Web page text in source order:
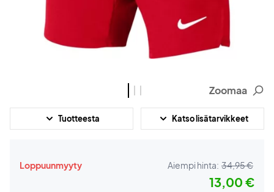
Zoomaa
Tuotteesta Katso lisätarvikkeet
Loppuunmyyty Aiempi hinta: 34,95 €
13,00 €